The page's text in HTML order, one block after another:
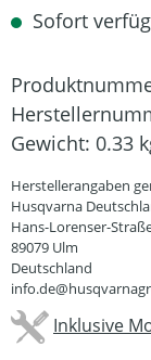
Sofort
Gewicht: 0.33
Herstellerangaben
Husqvarna
Hans-Lorenser-
89079 Ulm
Deutschland
Inklusive